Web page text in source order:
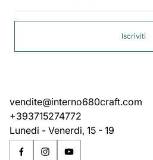
Iscriviti
vendite@interno680craft.com
+393715274772
Lunedi - Venerdi, 15 - 19